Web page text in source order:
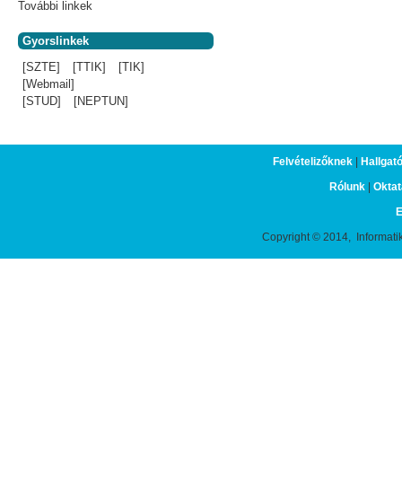
További linkek
Gyorslinkek
[SZTE]
[TTIK]
[TIK]
[Webmail]
[STUD]
[NEPTUN]
Felvételizőknek|
Rólunk|
Copyright © 2014,